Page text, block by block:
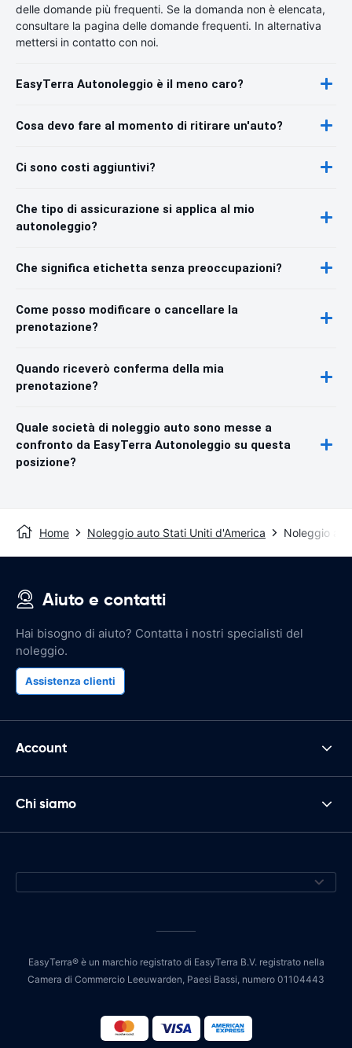
delle domande più frequenti. Se la domanda non è elencata,
consultare la pagina delle domande frequenti. In alternativa
mettersi in contatto con noi.
EasyTerra Autonoleggio è il meno caro?
Cosa devo fare al momento di ritirare un'auto?
Ci sono costi aggiuntivi?
Che tipo di assicurazione si applica al mio
autonoleggio?
Che significa etichetta senza preoccupazioni?
Come posso modificare o cancellare la
prenotazione?
Quando riceverò conferma della mia
prenotazione?
Quale società di noleggio auto sono messe a
confronto da EasyTerra Autonoleggio su questa
posizione?
Home Noleggio auto Stati Uniti d'America Noleggio
Aiuto e contatti
Hai bisogno di aiuto? Contatta i nostri specialisti del
noleggio.
Assistenza clienti
Account
Chi siamo
EasyTerra® è un marchio registrato di EasyTerra B.V. registrato nella
Camera di Commercio Leeuwarden, Paesi Bassi, numero 01104443